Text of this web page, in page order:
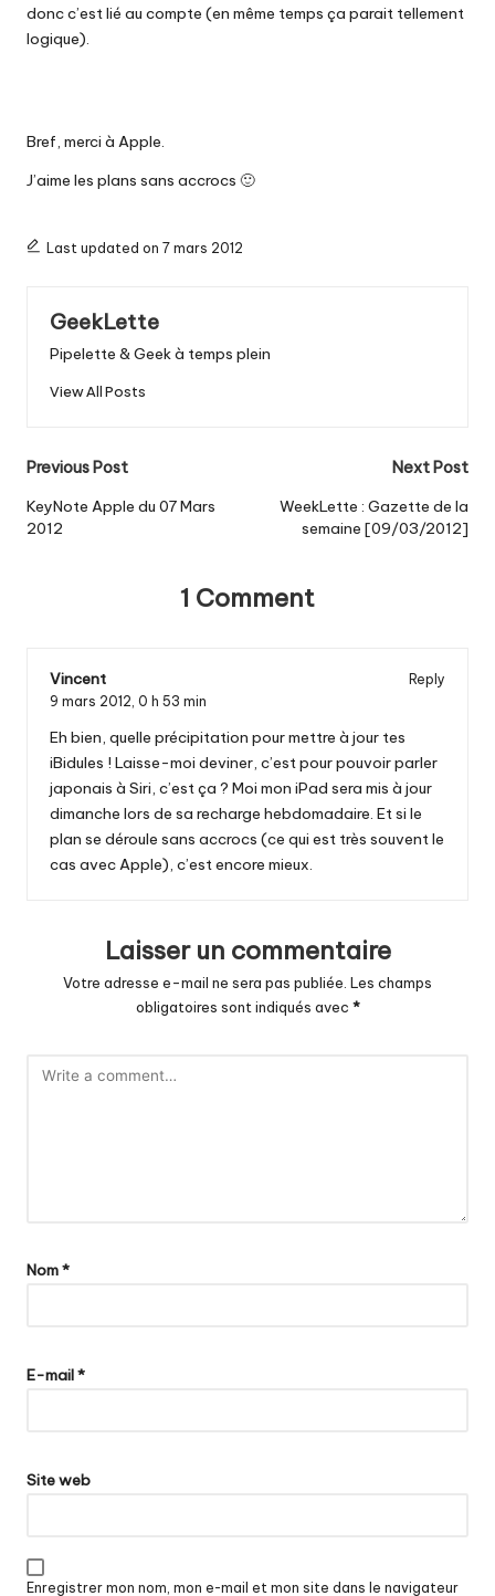
donc c’est lié au compte (en même temps ça parait tellement
logique).
Bref, merci à Apple.
J’aime les plans sans accrocs 🙂
Last updated on 7 mars 2012
GeekLette
Pipelette & Geek à temps plein
View All Posts
Post
navigation
Previous Post
KeyNote Apple du 07 Mars
2012
Next Post
WeekLette : Gazette de la
semaine [09/03/2012]
1 Comment
Vincent
Reply
9 mars 2012, 0 h 53 min
Eh bien, quelle précipitation pour mettre à jour tes
iBidules ! Laisse-moi deviner, c’est pour pouvoir parler
japonais à Siri, c’est ça ? Moi mon iPad sera mis à jour
dimanche lors de sa recharge hebdomadaire. Et si le
plan se déroule sans accrocs (ce qui est très souvent le
cas avec Apple), c’est encore mieux.
Laisser un commentaire
Votre adresse e-mail ne sera pas publiée. Les champs
obligatoires sont indiqués avec *
Nom*
E-mail*
Site web
Enregistrer mon nom, mon e-mail et mon site dans le navigateur